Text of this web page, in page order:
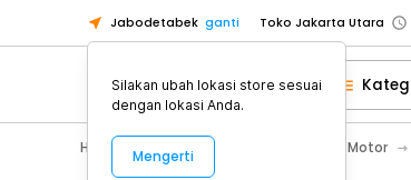
Jabodetabek ganti Toko Jakarta Utara
Toko Tangerang
Toko Cikupa
Pick n Go Jakarta Barat
Pick n Go Bekasi
Hobby Motor Jaket & Jas Hujan Motor
Silakan ubah lokasi store sesuai
dengan lokasi Anda.
Mengerti